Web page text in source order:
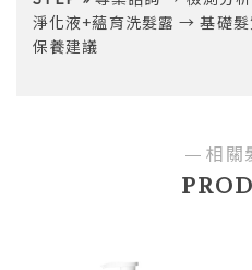
淨化液+蘊育洗髮露 → 基礎
保養建議
相關